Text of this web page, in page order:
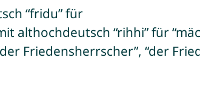
“fridu” für
althochdeutsch “rihhi” für
Friedensherrscher”, “der